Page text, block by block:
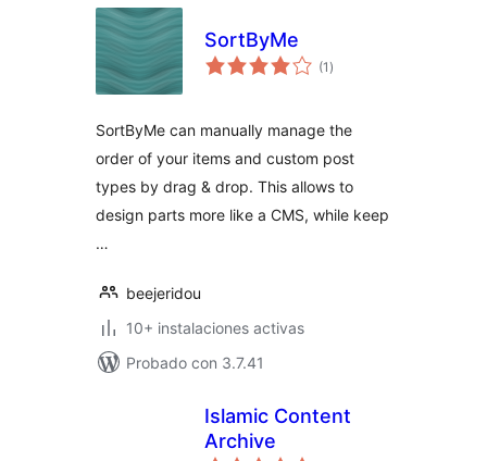
SortByMe
(1 valoraciones
en
)
SortByMe can manually manage the
order of your items and custom post
types by drag & drop. This allows to
design parts more like a CMS, while keep
…
beejeridou
10+ instalaciones activas
Probado con 3.7.41
Islamic Content
Archive